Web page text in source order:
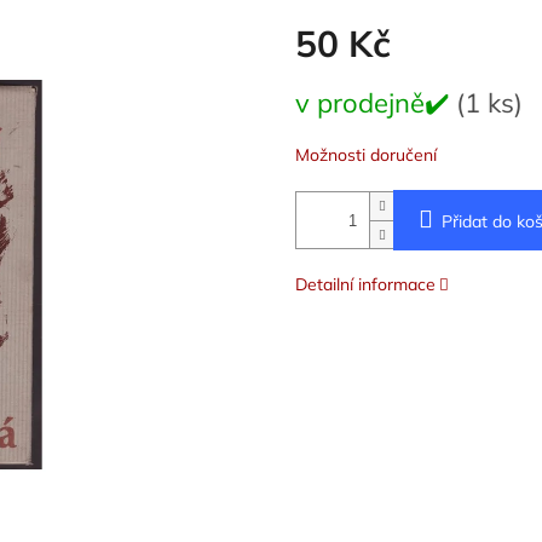
50 Kč
cena:
v prodejně✔️ (1 ks)
Možnosti doručení
Přidat do
Detailní informace